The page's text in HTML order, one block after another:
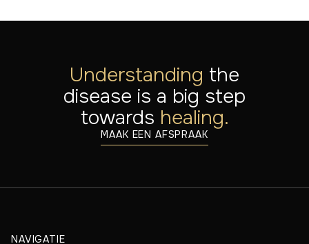
Understanding the
disease is a big step
towards healing.
MAAK EEN AFSPRAAK
NAVIGATIE